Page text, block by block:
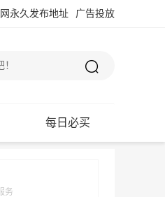
广告投放
永久发布地址
每日必买
务